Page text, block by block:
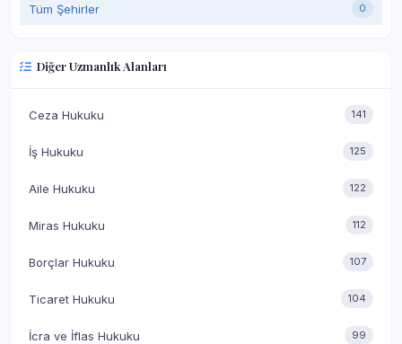
Tüm Şehirler 0
Diğer Uzmanlık Alanları
Ceza Hukuku 141
İş Hukuku 125
Aile Hukuku 122
Miras Hukuku 112
Borçlar Hukuku 107
Ticaret Hukuku 104
İcra ve İflas Hukuku 99